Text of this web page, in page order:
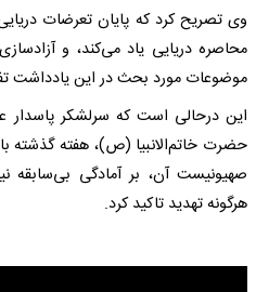
وی تصریح کرد که پایان تعرضات
محاصره دریایی یاد می‌کند، و
موضوعات مورد بحث در این یادداشت
این درحالی است که سرلشکر پاسدار
حضرت خاتم‌الانبیا (ص)، هفته گذشته
صهیونیست آن، بر آمادگی بی‌سابقه
هرگونه تهدید تاکید کرد.